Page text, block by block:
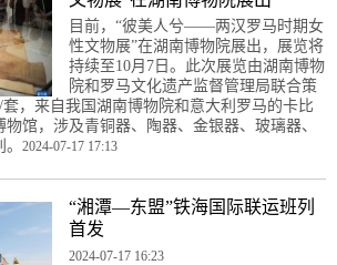
目前，“彼美人兮——两汉罗马时期女
性文物展”在湖南博物院展出，展览将
持续至10月7日。此次展览由湖南博物
院和罗马文化遗产监督管理局联合策
，来自我国湖南博物院和意大利罗马的卡比
馆，涉及青铜器、陶器、金银器、玻璃器、
2024-07-17 17:13
“湘潭—东盟”铁海国际联运班列
首发
2024-07-17 16:23